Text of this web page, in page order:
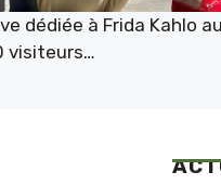
dédiée à Frida Kahlo
visiteurs…